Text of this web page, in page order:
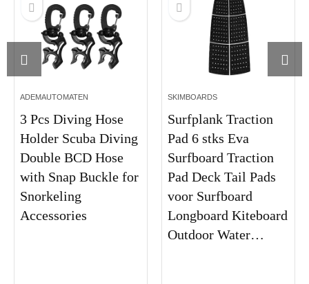
ADEMAUTOMATEN
3 Pcs Diving Hose
Holder Scuba Diving
Double BCD Hose
with Snap Buckle for
Snorkeling
Accessories
SKIMBOARDS
Surfplank Traction
Pad 6 stks Eva
Surfboard Traction
Pad Deck Tail Pads
voor Surfboard
Longboard Kiteboard
Outdoor Water…